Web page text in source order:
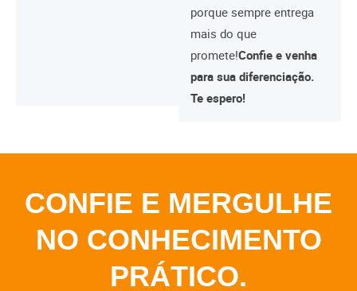
porque sempre entrega
mais do que
promete!Confie e venha
para sua diferenciação.
Te espero!
CONFIE E MERGULHE
NO CONHECIMENTO
PRÁTICO.